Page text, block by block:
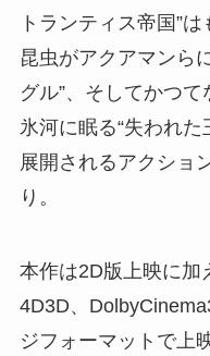
トランティス帝国”
昆虫がアクアマンら
グル”、そしてかつ
氷河に眠る“失われ
展開されるアクショ
り。
本作は2D版上映に加
4D3D、
ジフォーマットで上